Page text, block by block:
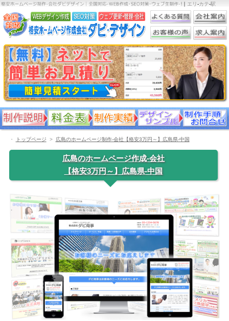
｜ エリ-カテ-駅
・ トップページ 広島のホームページ制作-会社【格安3万円～】広島県-中国
広島のホームページ作成-会社
【格安3万円～】広島県-中国